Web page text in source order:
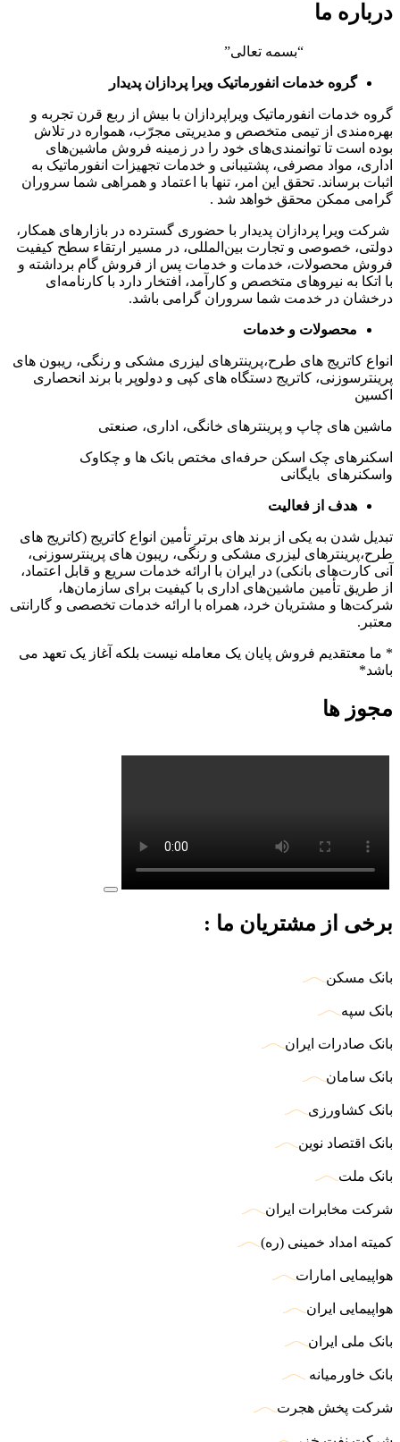
درباره ما
“بسمه تعالی”
گروه خدمات انفورماتیک ویرا پردازان پدیدار
گروه خدمات انفورماتیک ویراپردازان با بیش از ربع قرن تجربه و
بهره‌مندی از تیمی متخصص و مدیریتی مجرّب، همواره در تلاش
بوده است تا توانمندی‌های خود را در زمینه فروش ماشین‌های
اداری، مواد مصرفی، پشتیبانی و خدمات تجهیزات انفورماتیک به
اثبات برساند. تحقق این امر، تنها با اعتماد و همراهی شما سروران
گرامی ممکن محقق خواهد شد .
شرکت ویرا پردازان پدیدار با حضوری گسترده در بازارهای همکار،
دولتی، خصوصی و تجارت بین‌المللی، در مسیر ارتقاء سطح کیفیت
فروش محصولات، خدمات و خدمات پس از فروش گام برداشته و
با اتکا به نیروهای متخصص و کارآمد، افتخار دارد با کارنامه‌ای
درخشان در خدمت شما سروران گرامی باشد.
محصولات و خدمات
انواع کاتریج های طرح،پرینترهای لیزری مشکی و رنگی، ریبون های
پرینترسوزنی، کاتریج دستگاه های کپی و دولوپر با برند انحصاری
اکسین
ماشین های چاپ و پرینترهای خانگی، اداری، صنعتی
اسکنرهای چک اسکن حرفه‌ای مختص بانک ها و چکاوک
واسکنرهای بایگانی
هدف از فعالیت
تبدیل شدن به یکی از برند های برتر تأمین انواع کاتریج (کاتریج های
طرح،پرینترهای لیزری مشکی و رنگی، ریبون های پرینترسوزنی،
آنی کارت‌های بانکی) در ایران با ارائه خدمات سریع و قابل اعتماد،
از طریق تأمین ماشین‌های اداری با کیفیت برای سازمان‌ها،
شرکت‌ها و مشتریان خرد، همراه با ارائه خدمات تخصصی و گارانتی
معتبر.
* ما معتقدیم فروش پایان یک معامله نیست بلکه آغاز یک تعهد می
باشد*
مجوز ها
برخی از مشتریان ما :
بانک مسکن
بانک سپه
بانک صادرات ایران
بانک سامان
بانک کشاورزی
بانک اقتصاد نوین
بانک ملت
شرکت مخابرات ایران
کمیته امداد خمینی (ره)
هواپیمایی امارات
هواپیمایی ایران
بانک ملی ایران
بانک خاورمیانه
شرکت پخش هجرت